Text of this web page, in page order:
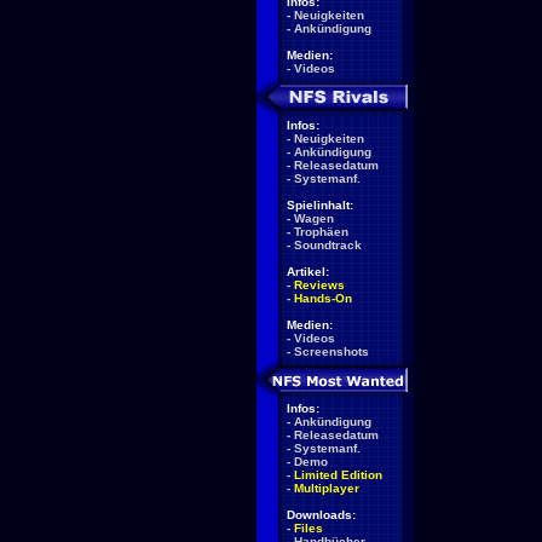
- Neuigkeiten
- Ankündigung
Medien:
- Videos
Infos:
- Neuigkeiten
- Ankündigung
- Releasedatum
- Systemanf.
Spielinhalt:
- Wagen
- Trophäen
- Soundtrack
Artikel:
- Reviews
- Hands-On
Medien:
- Videos
- Screenshots
Infos:
- Ankündigung
- Releasedatum
- Systemanf.
- Demo
- Limited Edition
- Multiplayer
Downloads:
- Files